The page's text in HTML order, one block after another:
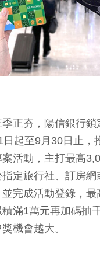
夯，陽信銀行鎖
日起至9月30日止，
活動，主打最高
定旅行社、訂房網
完成活動登錄，最
滿1萬元再加碼抽
機會越大。